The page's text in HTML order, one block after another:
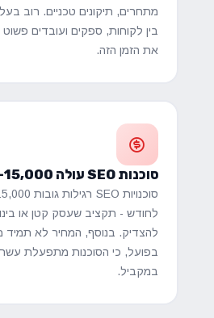
מתחרים, תיקונים טכניים. רוב
בין לקוחות, ספקים ועובדים
את הזמן הזה.
סוכנות SEO עולה 5,000-15,000 ש"ח
לחודש - תקציב שעסק קטן או
להצדיק. בנוסף, המחיר לא
בפועל, כי הסוכנות מתפעלת
במקביל.